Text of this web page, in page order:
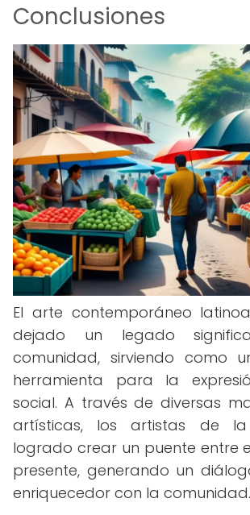
Conclusiones
El arte contemporáneo
dejado un legado
comunidad, sirviendo como
herramienta para la
social. A través de diversas
artísticas, los artistas de
logrado crear un puente entre
presente, generando un
enriquecedor con la comunidad.